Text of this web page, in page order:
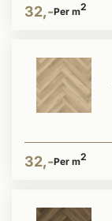
32,-Per m2
32,-Per m2